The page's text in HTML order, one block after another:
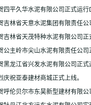
四平久华水泥有限公司正式运
吉林省天意水泥集团有限责任
吉林省天茂特种水泥有限公司
公主岭市尖山水泥有限责任公
黑龙江省兴发水泥有限公司正
庆祝亚泰建材商城正式上线。
呼伦贝尔市东昊新型建材有限公